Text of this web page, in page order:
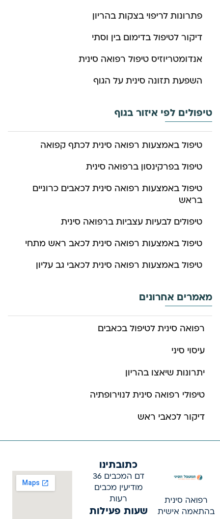
פתרונות לריפוי בצקות בהריון
דיקור לטיפול בדימום בין וסתי
אנדומטריוזיס טיפול רפואה סינית
השפעת תזונה סינית על הגוף
טיפולים לפי איזור בגוף
טיפול באמצעות רפואה סינית לכתף קפואה
טיפול בפרקינסון ברפואה סינית
טיפול באמצעות רפואה סינית לכאבים כרוניים
בראש
טיפולים לבעיות עצביות ברפואה סינית
טיפול באמצעות רפואה סינית לכאב ראש מתחי
טיפול באמצעות רפואה סינית לכאבי גב עליון
מאמרים אחרונים
רפואה סינית לטיפול בכאבים
עיסוי סיני
יתרונות שיאצו בהריון
טיפולי רפואה סינית לנוירופתיה
דיקור לכאבי ראש
רפואה סינית
בהתאמה אישית
כתובתינו
דם המכבים 36
מודיעין מכבים
רעות
שעות פעילות